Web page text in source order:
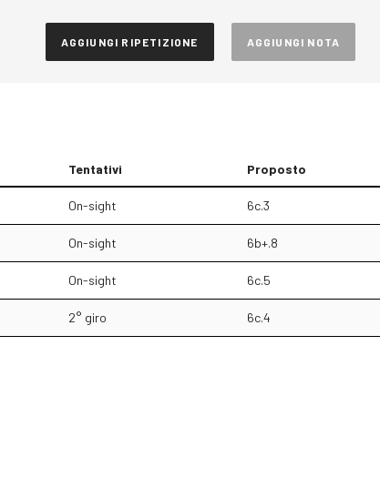
AGGIUNGI RIPETIZIONE AGGIUNGI NOTA
Tentativi Proposto
On-sight 6c.3
On-sight 6b+.8
On-sight 6c.5
2° giro 6c.4